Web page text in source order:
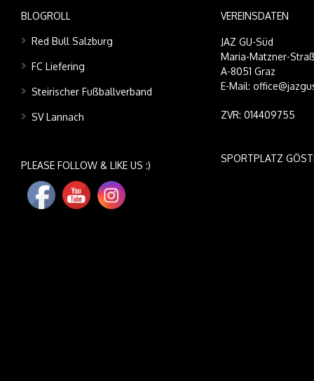
BLOGROLL
Red Bull Salzburg
FC Liefering
Steirischer Fußballverband
SV Lannach
PLEASE FOLLOW & LIKE US :)
VEREINSDATEN
JAZ GU-Süd
Maria-Matzner-
A-8051 Graz
E-Mail:
ZVR: 014409755
SPORTPLATZ